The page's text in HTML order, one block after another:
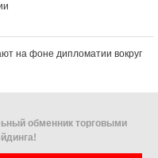
на фоне дипломатии вокруг
обменник торговыми